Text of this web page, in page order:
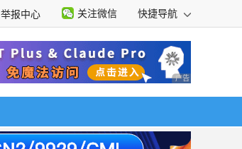
举报中心 关注微信 快捷导航
广告 商业广告，理